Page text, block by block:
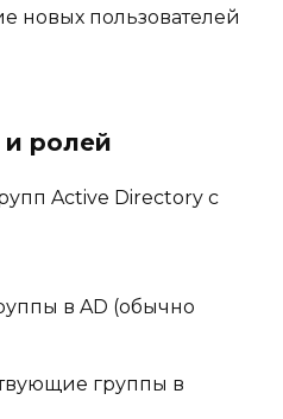
новых пользователей
и ролей
Active Directory с
в AD (обычно
группы в